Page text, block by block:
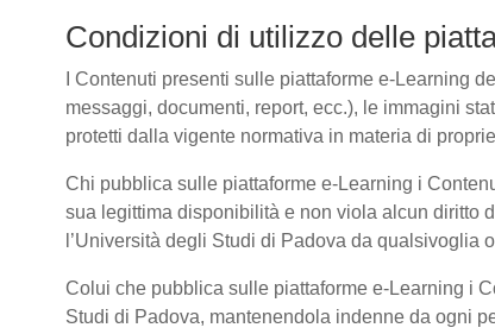
Condizioni di utilizzo delle
I Contenuti presenti sulle piattaforme e-Learning
messaggi, documenti, report, ecc.), le immagini
protetti dalla vigente normativa in materia di
Chi pubblica sulle piattaforme e-Learning i
sua legittima disponibilità e non viola alcun diritto
l’Università degli Studi di Padova da
Colui che pubblica sulle piattaforme e-Learning i
Studi di Padova, mantenendola indenne da ogni